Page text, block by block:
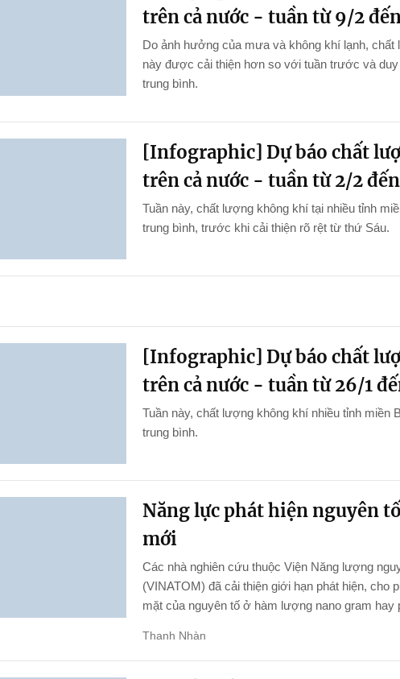
trên cả nước - tuần từ 9/2
Do ảnh hưởng của mưa và không khí lạnh, chất
này được cải thiện hơn so với tuần trước và
trung bình.
[Infographic] Dự báo chất
trên cả nước - tuần từ 2/2
Tuần này, chất lượng không khí tại nhiều tỉnh
trung bình, trước khi cải thiện rõ rệt từ thứ Sáu.
[Infographic] Dự báo chất
trên cả nước - tuần từ 26/1
Tuần này, chất lượng không khí nhiều tỉnh miền
trung bình.
Năng lực phát hiện nguyên
mới
Các nhà nghiên cứu thuộc Viện Năng lượng
(VINATOM) đã cải thiện giới hạn phát hiện, cho
mặt của nguyên tố ở hàm lượng nano gram hay
Thanh Nhàn